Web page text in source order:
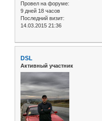
Провел на форуме:
9 дней 18 часов
Последний визит:
14.03.2015 21:36
DSL
Активный участник